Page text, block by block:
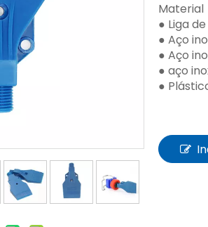
Material
● Liga
● Aço
● Aço
● aço
●